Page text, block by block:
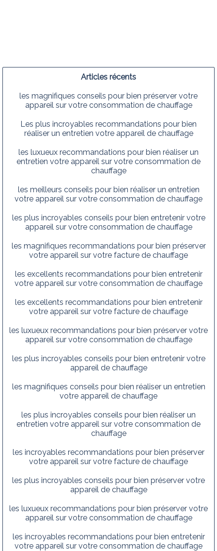
Articles récents
les magnifiques conseils pour bien préserver votre
appareil sur votre consommation de chauffage
Les plus incroyables recommandations pour bien
réaliser un entretien votre appareil de chauffage
les luxueux recommandations pour bien réaliser un
entretien votre appareil sur votre consommation de
chauffage
les meilleurs conseils pour bien réaliser un entretien
votre appareil sur votre consommation de chauffage
les plus incroyables conseils pour bien entretenir votre
appareil sur votre consommation de chauffage
les magnifiques recommandations pour bien préserver
votre appareil sur votre facture de chauffage
les excellents recommandations pour bien entretenir
votre appareil sur votre consommation de chauffage
les excellents recommandations pour bien entretenir
votre appareil sur votre facture de chauffage
les luxueux recommandations pour bien préserver votre
appareil sur votre consommation de chauffage
les plus incroyables conseils pour bien entretenir votre
appareil de chauffage
les magnifiques conseils pour bien réaliser un entretien
votre appareil de chauffage
les plus incroyables conseils pour bien réaliser un
entretien votre appareil sur votre consommation de
chauffage
les incroyables recommandations pour bien préserver
votre appareil sur votre facture de chauffage
les plus incroyables conseils pour bien préserver votre
appareil de chauffage
les luxueux recommandations pour bien préserver votre
appareil sur votre consommation de chauffage
les incroyables recommandations pour bien entretenir
votre appareil sur votre consommation de chauffage